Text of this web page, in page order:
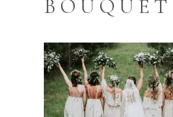
BOUQUET